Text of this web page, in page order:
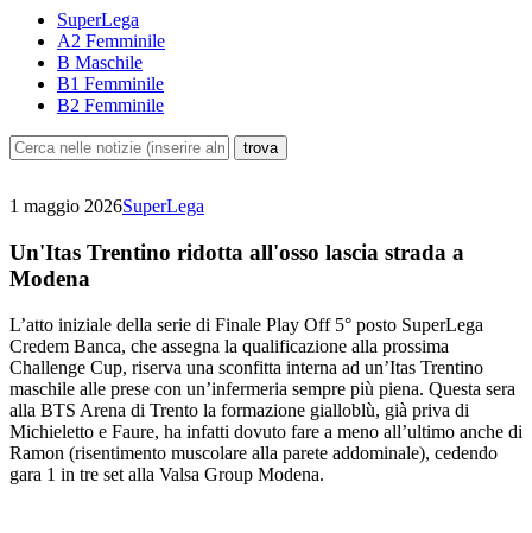
SuperLega
A2 Femminile
B Maschile
B1 Femminile
B2 Femminile
1 maggio 2026SuperLega
Un'Itas Trentino ridotta all'osso lascia strada a
Modena
L’atto iniziale della serie di Finale Play Off 5° posto SuperLega
Credem Banca, che assegna la qualificazione alla prossima
Challenge Cup, riserva una sconfitta interna ad un’Itas Trentino
maschile alle prese con un’infermeria sempre più piena. Questa sera
alla BTS Arena di Trento la formazione gialloblù, già priva di
Michieletto e Faure, ha infatti dovuto fare a meno all’ultimo anche di
Ramon (risentimento muscolare alla parete addominale), cedendo
gara 1 in tre set alla Valsa Group Modena.